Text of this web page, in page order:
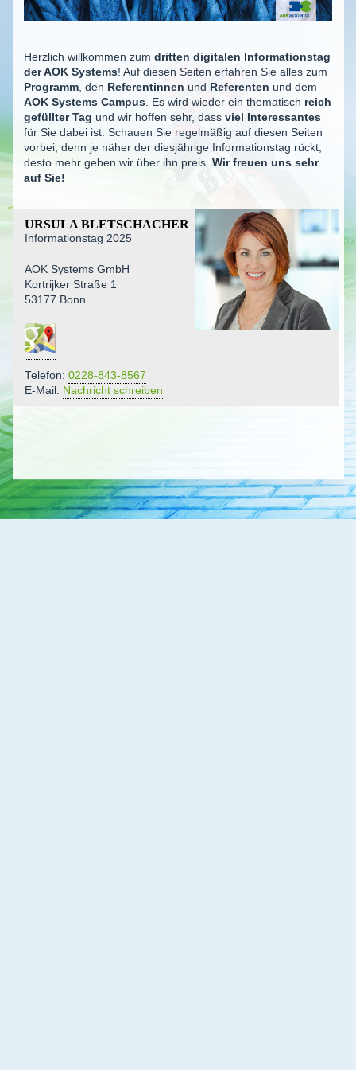
Herzlich willkommen zum dritten digitalen Informa­ti­onstag
der AOK Systems! Auf diesen Seiten erfahren Sie alles zum
Programm , den Referen­tinnen und Referenten und dem
AOK Systems Campus . Es wird wieder ein thematisch reich
gefüllter Tag und wir hoffen sehr, dass viel Interes­santes
für Sie dabei ist. Schauen Sie regelmäßig auf diesen Seiten
vorbei, denn je näher der diesjährige Informa­ti­onstag rückt,
desto mehr geben wir über ihn preis. Wir freuen uns sehr
auf Sie!
URSULA BLETSCHACHER
Informa­ti­onstag 2025
AOK Systems GmbH
Kortrijker Straße 1
53177 Bonn
Telefon: 0228-843-8567
E-Mail: Nachricht schreiben